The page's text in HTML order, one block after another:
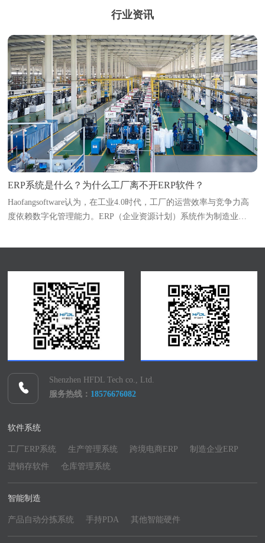
行业资讯
ERP系统是什么？为什么工厂离不开ERP软件？
Haofangsoftware认为，在工业4.0时代，工厂的运营效率与竞争力高
度依赖数字化管理能力。ERP（企业资源计划）系统作为制造业
Shenzhen HFDL Tech co., Ltd.
服务热线： 18576676082
软件系统
工厂ERP系统 生产管理系统 跨境电商ERP
制造企业ERP
进销存软件
仓库管理系统
智能制造
产品自动分拣系统 手持PDA 其他智能硬件